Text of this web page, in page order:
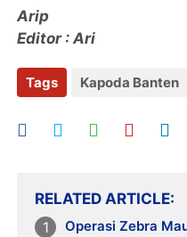
Arip
Editor : Ari
Tags Kapoda Banten
RELATED ARTICLE
Operasi Zebra